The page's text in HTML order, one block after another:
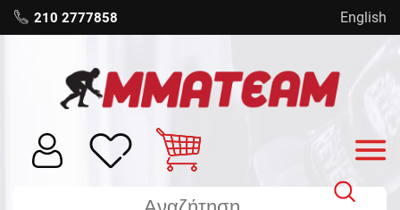
210 2777858 English